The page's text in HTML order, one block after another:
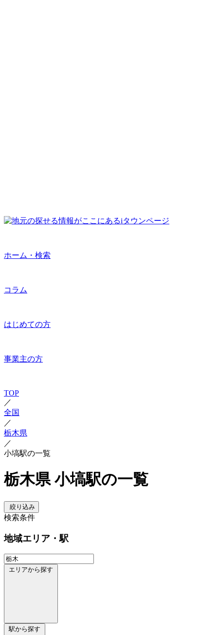
ホーム・検索
コラム
はじめての方
事業主の方
TOP
／
全国
／
栃木県
／
小塙駅の一覧
栃木県 小塙駅の一覧
絞り込み
検索条件
地域エリア・駅
エリアから探す
駅から探す